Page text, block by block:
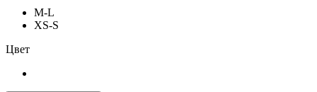
M-L
XS-S
Цвет